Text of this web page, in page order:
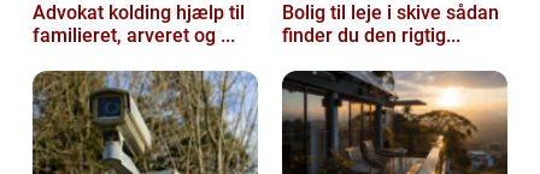
Advokat kolding hjælp til
familieret, arveret og ...
Bolig til leje i skive sådan
finder du den rigtig...